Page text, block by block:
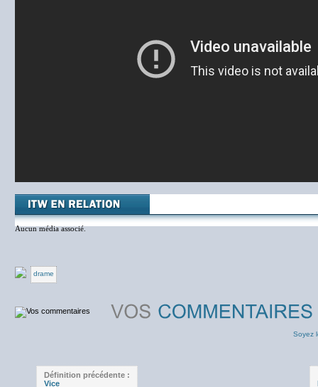
Aucun média associé.
drame
Soyez
Définition précédente :
Vice